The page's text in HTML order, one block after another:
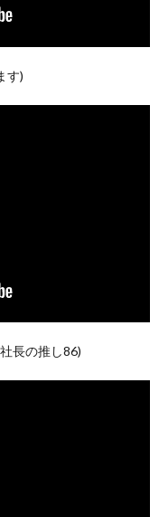
す)
長の推し86)